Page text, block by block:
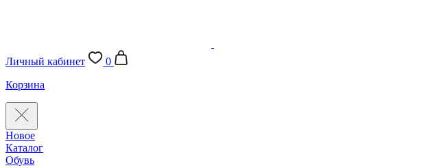
Личный кабинет
0
Корзина
Новое
Каталог
Обувь